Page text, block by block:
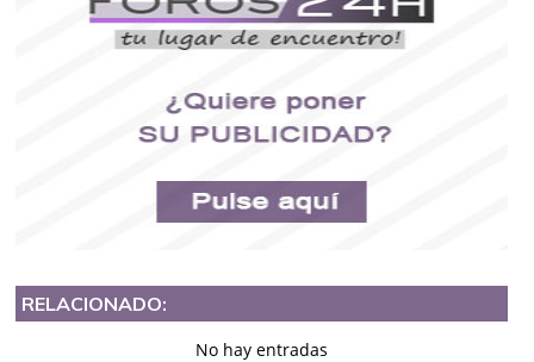
RELACIONADO:
No hay entradas